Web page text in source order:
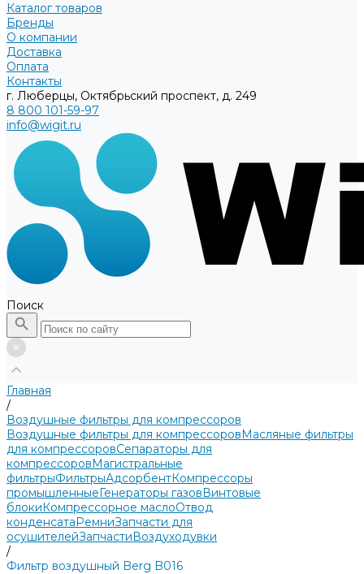
Каталог товаров
Бренды
О компании
Доставка
Оплата
Контакты
г. Люберцы, Октябрьский проспект, д. 249
8 800 101-59-97
info@wigit.ru
Поиск
Главная
/
Воздушные фильтры для компрессоров
Воздушные фильтры для компрессоровМасляные фильтры
для компрессоровСепараторы для
компрессоровМагистральные
фильтрыФильтрыАдсорбентКомпрессоры
промышленныеГенераторы газовВинтовые
блокиКомпрессорное маслоОтвод
конденсатаРемниЗапчасти для
осушителейЗапчастиВоздуходувки
/
Фильтр воздушный Berg B016